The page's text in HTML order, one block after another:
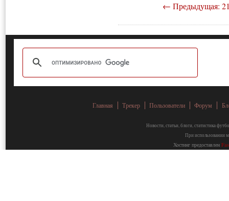
← Предыдущая:
Главная Трекер Пользователи Форум
Новости, статьи, блоги, статистика
При использовании
Хостинг предоставлен